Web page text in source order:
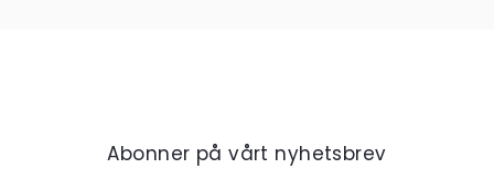
Abonner på vårt nyhetsbrev